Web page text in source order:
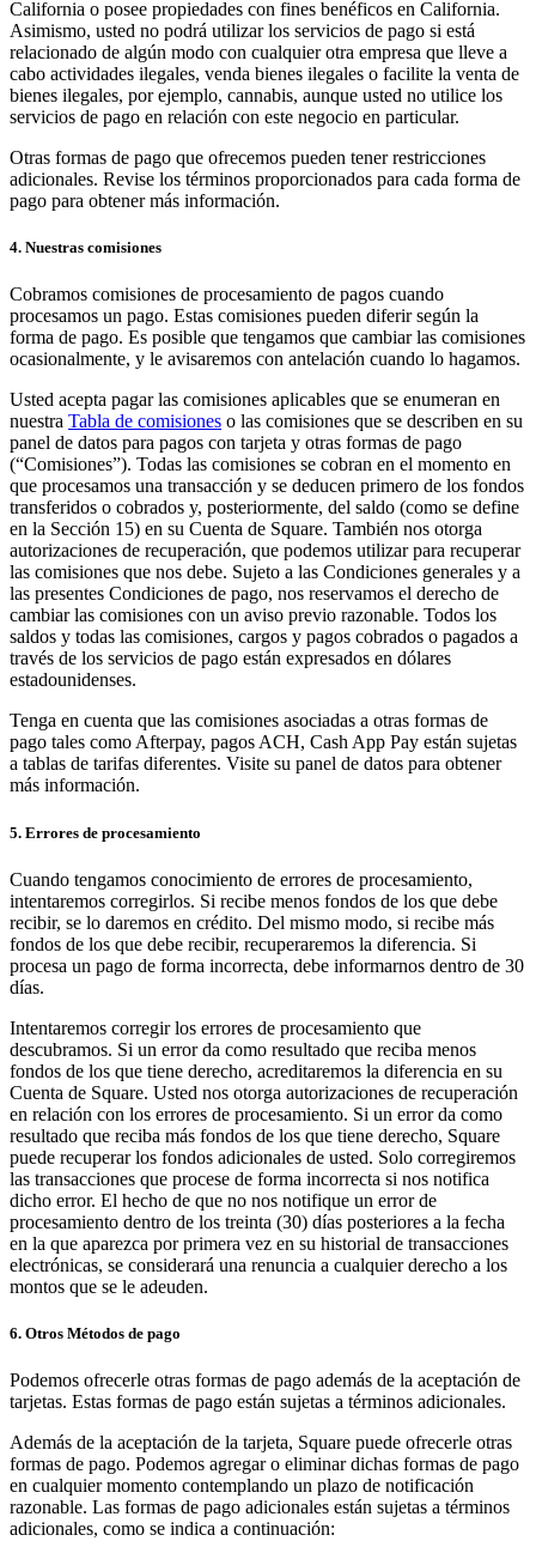
Handheld
Terminal
Register
Stand
Reader banda magnética
Accesorios
Kits
Ver todo
Descubrir
Resumen de pagos
Punto de venta
PDV para Restaurantes
PDV para Tiendas
PDV de Citas
Facturas
Pedidos en línea
Sitios web
Pedidos en Square Kiosk
Descubrir
Marketing
Square AI
Crea informes
Programas de fidelidad
Directorio de clientes
Tarjetas de regalo
Photo Studio
Marketplace
Contratos
Descubrir
Turnos
Acceso avanzado
Comunicación del equipo
California o posee propiedades con fines benéficos en California.
Asimismo, usted no podrá utilizar los servicios de pago si está
relacionado de algún modo con cualquier otra empresa que lleve a
cabo actividades ilegales, venda bienes ilegales o facilite la venta de
bienes ilegales, por ejemplo, cannabis, aunque usted no utilice los
servicios de pago en relación con este negocio en particular.
Otras formas de pago que ofrecemos pueden tener restricciones
adicionales. Revise los términos proporcionados para cada forma de
pago para obtener más información.
4. Nuestras comisiones
Cobramos comisiones de procesamiento de pagos cuando
procesamos un pago. Estas comisiones pueden diferir según la
forma de pago. Es posible que tengamos que cambiar las comisiones
ocasionalmente, y le avisaremos con antelación cuando lo hagamos.
Usted acepta pagar las comisiones aplicables que se enumeran en
nuestra Tabla de comisiones o las comisiones que se describen en su
panel de datos para pagos con tarjeta y otras formas de pago
(“Comisiones”). Todas las comisiones se cobran en el momento en
que procesamos una transacción y se deducen primero de los fondos
transferidos o cobrados y, posteriormente, del saldo (como se define
en la Sección 15) en su Cuenta de Square. También nos otorga
autorizaciones de recuperación, que podemos utilizar para recuperar
las comisiones que nos debe. Sujeto a las Condiciones generales y a
las presentes Condiciones de pago, nos reservamos el derecho de
cambiar las comisiones con un aviso previo razonable. Todos los
saldos y todas las comisiones, cargos y pagos cobrados o pagados a
través de los servicios de pago están expresados en dólares
estadounidenses.
Tenga en cuenta que las comisiones asociadas a otras formas de
pago tales como Afterpay, pagos ACH, Cash App Pay están sujetas
a tablas de tarifas diferentes. Visite su panel de datos para obtener
más información.
5. Errores de procesamiento
Cuando tengamos conocimiento de errores de procesamiento,
intentaremos corregirlos. Si recibe menos fondos de los que debe
recibir, se lo daremos en crédito. Del mismo modo, si recibe más
fondos de los que debe recibir, recuperaremos la diferencia. Si
procesa un pago de forma incorrecta, debe informarnos dentro de 30
días.
Intentaremos corregir los errores de procesamiento que
descubramos. Si un error da como resultado que reciba menos
fondos de los que tiene derecho, acreditaremos la diferencia en su
Cuenta de Square. Usted nos otorga autorizaciones de recuperación
en relación con los errores de procesamiento. Si un error da como
resultado que reciba más fondos de los que tiene derecho, Square
puede recuperar los fondos adicionales de usted. Solo corregiremos
las transacciones que procese de forma incorrecta si nos notifica
dicho error. El hecho de que no nos notifique un error de
procesamiento dentro de los treinta (30) días posteriores a la fecha
en la que aparezca por primera vez en su historial de transacciones
electrónicas, se considerará una renuncia a cualquier derecho a los
montos que se le adeuden.
6. Otros Métodos de pago
Podemos ofrecerle otras formas de pago además de la aceptación de
tarjetas. Estas formas de pago están sujetas a términos adicionales.
Además de la aceptación de la tarjeta, Square puede ofrecerle otras
formas de pago. Podemos agregar o eliminar dichas formas de pago
en cualquier momento contemplando un plazo de notificación
razonable. Las formas de pago adicionales están sujetas a términos
adicionales, como se indica a continuación: